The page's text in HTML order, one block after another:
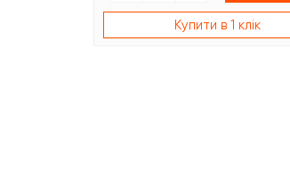
Купити в 1 клік